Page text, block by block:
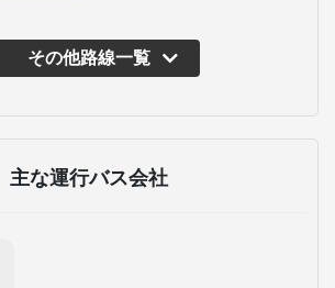
その他路線一覧
主な運行バス会社